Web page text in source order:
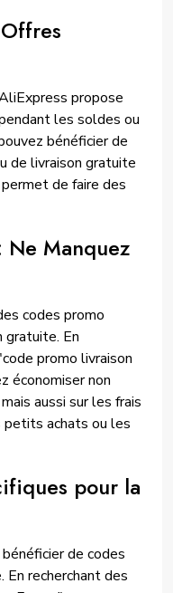
propose
les soldes ou
bénéficier de
de livraison gratuite
de faire des
Manquez
codes promo
gratuite. En
promo livraison
économiser non
aussi sur les frais
petits achats ou les
pour la
de codes
En recherchant des